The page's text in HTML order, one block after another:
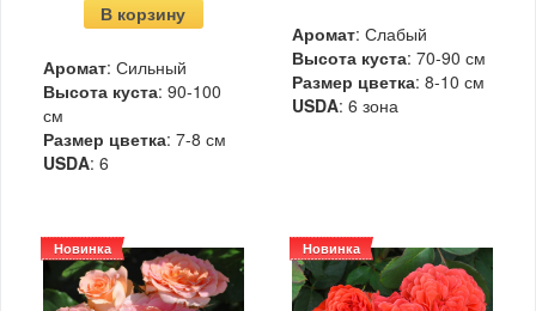
В корзину
Аромат: Сильный
Высота куста: 90-100
см
Размер цветка: 7-8 см
USDA: 6
Аромат: Слабый
Высота куста: 70-90 см
Размер цветка: 8-10 см
USDA: 6 зона
Новинка Новинка